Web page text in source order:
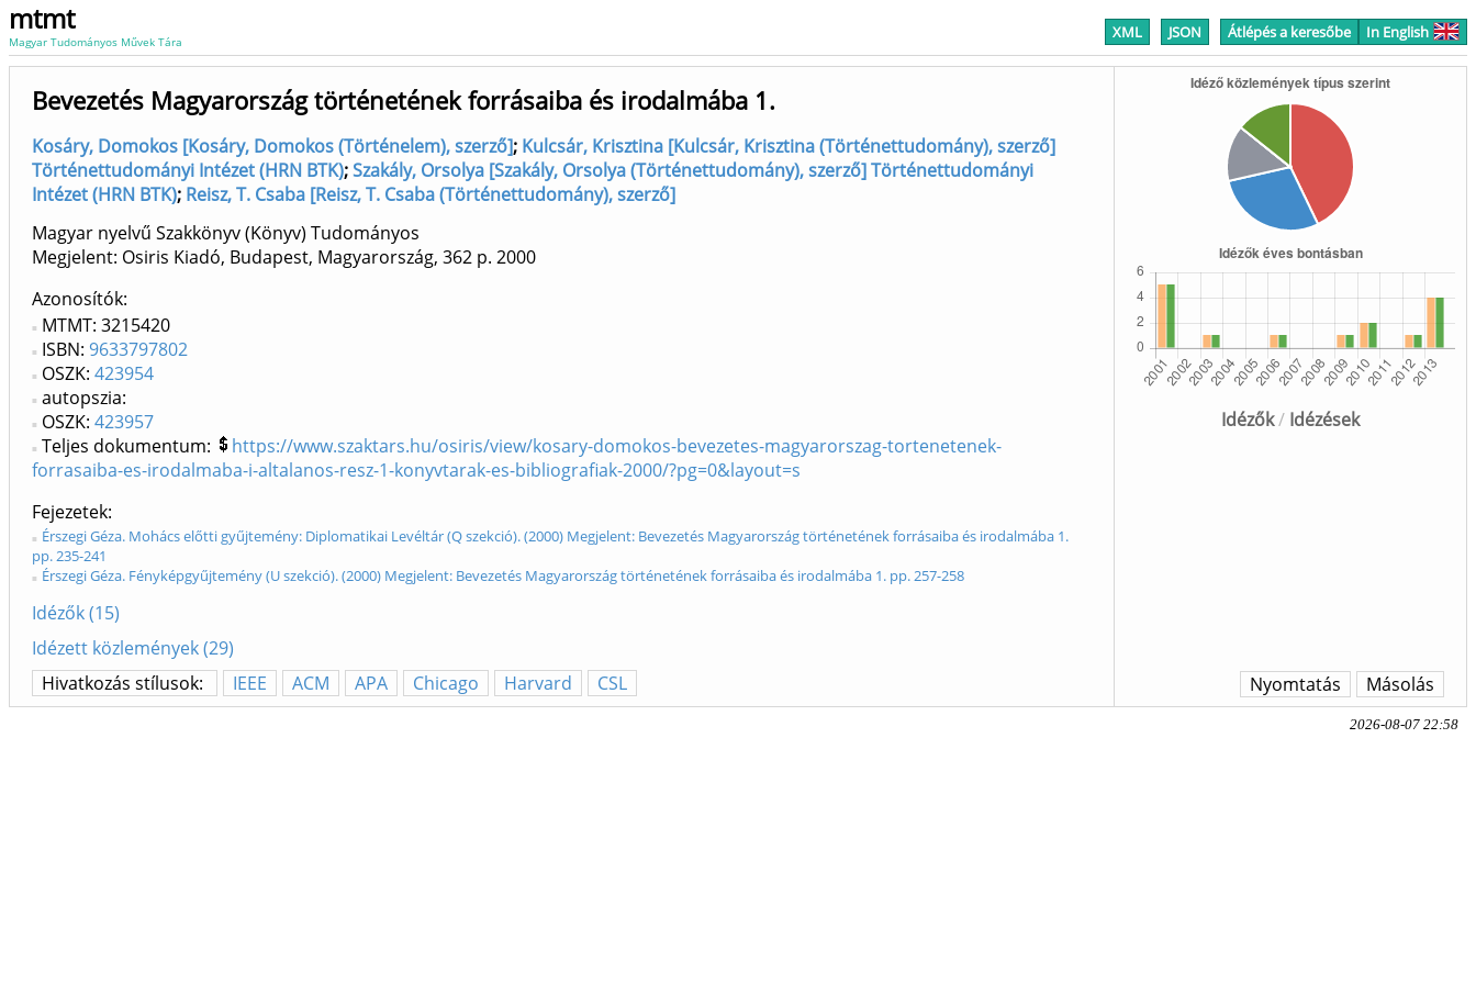
mtmt
Magyar Tudományos Művek Tára XML JSON Átlépés a keresőbe In English
Idézők/ Idézések
Bevezetés Magyarország történetének forrásaiba és irodalmába 1.
Kosáry, Domokos [Kosáry, Domokos (Történelem), szerző]; Kulcsár, Krisztina [Kulcsár, Krisztina (Történettudomány), szerző]
Történettudományi Intézet (HRN BTK);Szakály, Orsolya [Szakály, Orsolya (Történettudomány), szerző] Történettudományi
Intézet (HRN BTK); Reisz, T. Csaba [Reisz, T. Csaba (Történettudomány), szerző]
Magyar nyelvű Szakkönyv (Könyv) Tudományos
Megjelent: Osiris Kiadó, Budapest, Magyarország, 362 p. 2000
Azonosítók
MTMT: 3215420
ISBN: 9633797802
OSZK: 423954
autopszia:
OSZK: 423957
Teljes dokumentum:
https://www.szaktars.hu/osiris/view/kosary-domokos-bevezetes-magyarorszag-tortenetenek-
forrasaiba-es-irodalmaba-i-altalanos-resz-1-konyvtarak-es-bibliografiak-2000/?pg=0&layout=s
Fejezetek
Érszegi Géza. Mohács előtti gyűjtemény: Diplomatikai Levéltár (Q szekció). (2000) Megjelent: Bevezetés Magyarország történetének forrásaiba és irodalmába 1.
pp. 235-241
Érszegi Géza. Fényképgyűjtemény (U szekció). (2000) Megjelent: Bevezetés Magyarország történetének forrásaiba és irodalmába 1. pp. 257-258
Idézők (15)
Idézett közlemények (29)
Hivatkozás stílusok:
IEEE ACM APA Chicago Harvard CSL Másolás
Nyomtatás
2026-08-07 22:58